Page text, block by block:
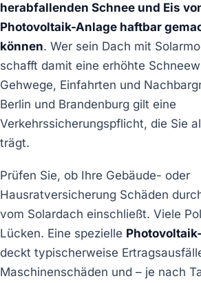
herabfallenden Schnee und Eis
Photovoltaik-Anlage haftbar
können. Wer sein Dach mit
schafft damit eine erhöhte
Gehwege, Einfahrten und
Berlin und Brandenburg gilt eine
Verkehrssicherungspflicht, die Sie
trägt.
Prüfen Sie, ob Ihre Gebäude- oder
Hausratversicherung Schäden
vom Solardach einschließt. Viele
Lücken. Eine spezielle
deckt typischerweise
Maschinenschäden und – je nach